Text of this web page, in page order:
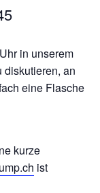
in unserem
diskutieren, an
eine Flasche
kurze
ist